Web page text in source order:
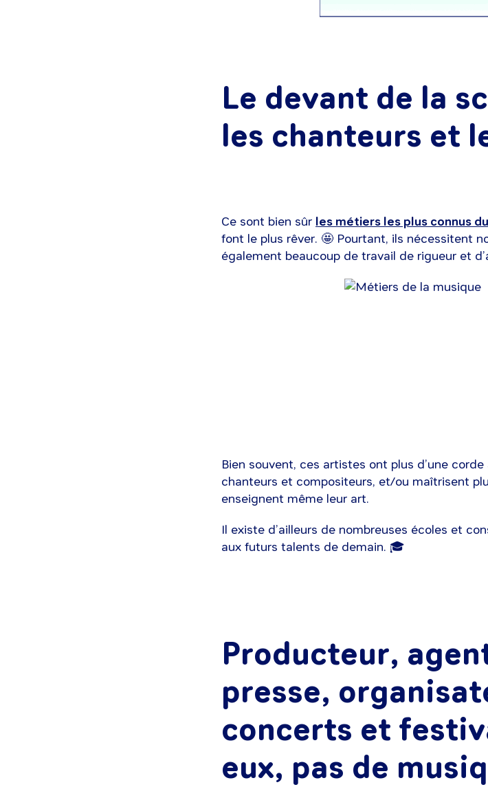
Le devant de la
les chanteurs et
Ce sont bien sûr les métiers les plus connus
font le plus rêver. 🤩 Pourtant, ils nécessitent
également beaucoup de travail de rigueur et
Bien souvent, ces artistes ont plus d’une
chanteurs et compositeurs, et/ou maîtrisent
enseignent même leur art.
Il existe d’ailleurs de nombreuses écoles et
aux futurs talents de demain. 🎓
Producteur,
presse,
concerts et
eux, pas de